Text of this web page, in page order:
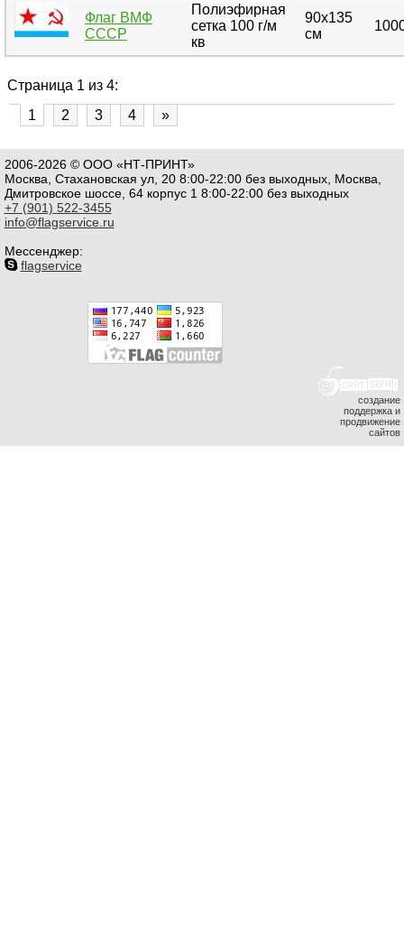
Флаг ВМФ
СССР
Полиэфирная
сетка 100 г/м
кв
90х135
см
Страница 1 из 4:
1
2 3 4 »
2006-2026 © ООО «НТ-ПРИНТ»
Москва, Стахановская ул, 20 8:00-22:00 без выходных, Москва,
Дмитровское шоссе, 64 корпус 1 8:00-22:00 без выходных
+7 (901) 522-3455
info@flagservice.ru
Мессенджер:
flagservice
создание
поддержка и
продвижение
сайтов